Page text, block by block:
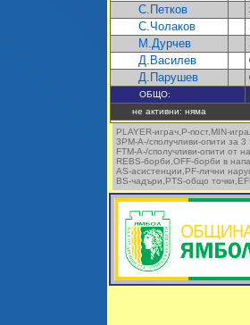
С.Петков
С.Чолаков
М.Дурчев
Д.Василев
Д.Парушев
ОБЩО:
не активни: няма
PLAYER-играч,P-пост,MIN-
3PM-A-/сполучливи-опити за 3
FTM-A-/сполучливи-опити от
REBS-борби,OFF-борби в
AS-асистенции,PF-лични
BS-чадъри, PTS-общо точки